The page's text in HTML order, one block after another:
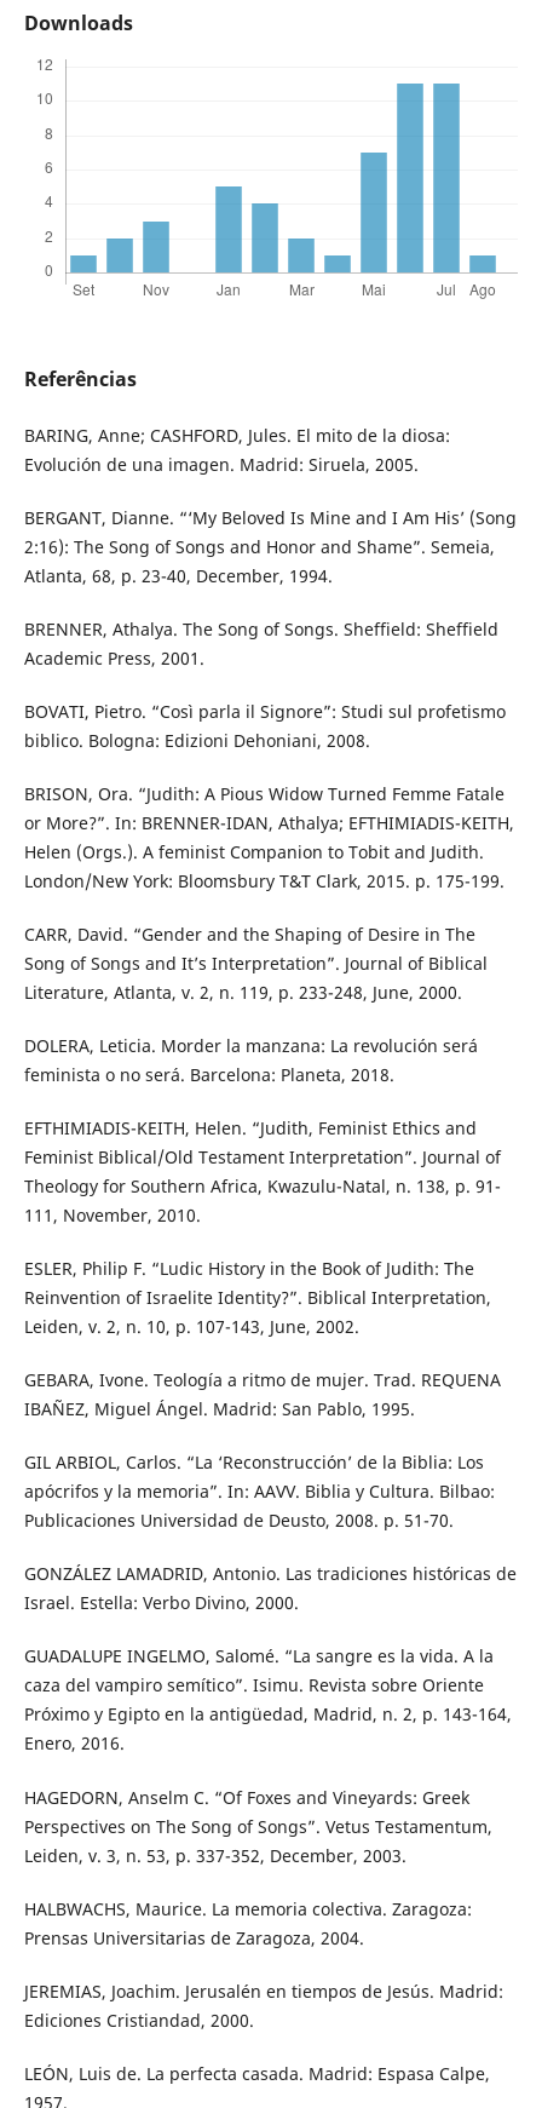
Downloads
Referências
BARING, Anne; CASHFORD, Jules. El mito de la diosa:
Evolución de una imagen. Madrid: Siruela, 2005.
BERGANT, Dianne. “‘My Beloved Is Mine and I Am His’ (Song
2:16): The Song of Songs and Honor and Shame”. Semeia,
Atlanta, 68, p. 23-40, December, 1994.
BRENNER, Athalya. The Song of Songs. Sheffield: Sheffield
Academic Press, 2001.
BOVATI, Pietro. “Così parla il Signore”: Studi sul profetismo
biblico. Bologna: Edizioni Dehoniani, 2008.
BRISON, Ora. “Judith: A Pious Widow Turned Femme Fatale
or More?”. In: BRENNER-IDAN, Athalya; EFTHIMIADIS-KEITH,
Helen (Orgs.). A feminist Companion to Tobit and Judith.
London/New York: Bloomsbury T&T Clark, 2015. p. 175-199.
CARR, David. “Gender and the Shaping of Desire in The
Song of Songs and It’s Interpretation”. Journal of Biblical
Literature, Atlanta, v. 2, n. 119, p. 233-248, June, 2000.
DOLERA, Leticia. Morder la manzana: La revolución será
feminista o no será. Barcelona: Planeta, 2018.
EFTHIMIADIS-KEITH, Helen. “Judith, Feminist Ethics and
Feminist Biblical/Old Testament Interpretation”. Journal of
Theology for Southern Africa, Kwazulu-Natal, n. 138, p. 91-
111, November, 2010.
ESLER, Philip F. “Ludic History in the Book of Judith: The
Reinvention of Israelite Identity?”. Biblical Interpretation,
Leiden, v. 2, n. 10, p. 107-143, June, 2002.
GEBARA, Ivone. Teología a ritmo de mujer. Trad. REQUENA
IBAÑEZ, Miguel Ángel. Madrid: San Pablo, 1995.
GIL ARBIOL, Carlos. “La ‘Reconstrucción’ de la Biblia: Los
apócrifos y la memoria”. In: AAVV. Biblia y Cultura. Bilbao:
Publicaciones Universidad de Deusto, 2008. p. 51-70.
GONZÁLEZ LAMADRID, Antonio. Las tradiciones históricas de
Israel. Estella: Verbo Divino, 2000.
GUADALUPE INGELMO, Salomé. “La sangre es la vida. A la
caza del vampiro semítico”. Isimu. Revista sobre Oriente
Próximo y Egipto en la antigüedad, Madrid, n. 2, p. 143-164,
Enero, 2016.
HAGEDORN, Anselm C. “Of Foxes and Vineyards: Greek
Perspectives on The Song of Songs”. Vetus Testamentum,
Leiden, v. 3, n. 53, p. 337-352, December, 2003.
HALBWACHS, Maurice. La memoria colectiva. Zaragoza:
Prensas Universitarias de Zaragoza, 2004.
JEREMIAS, Joachim. Jerusalén en tiempos de Jesús. Madrid:
Ediciones Cristiandad, 2000.
LEÓN, Luis de. La perfecta casada. Madrid: Espasa Calpe,
1957.